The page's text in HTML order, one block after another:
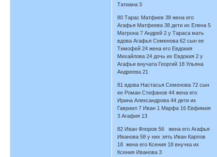
Татиана 3
80 Тарас Матфиев 38 жена его
Агафья Матфеева 38 дети их Елена 5
Матрона 7 Андрей 2 у Тараса мать
вдова Агафья Семенова 62 сын ее
Тимофей 24 жена его Евдокия
Михайлова 24 дочь их Евдокия 2 у
Агафьи внучата Георгий 18 Ульяна
Андреева 21
81 вдова Настасья Семенова 72 сын
ее Роман Стефанов 44 жена его
Ирина Александрова 44 дети их
Гавриил 7 Иван 1 Марфа 16 Евфимия
3 Агафия 13
82 Иван Флоров 56 жена его Агафья
Иванова 58 у них зять Иван Карпов
18 жена его Ксения 18 внучка их
Ксения Иванова 3